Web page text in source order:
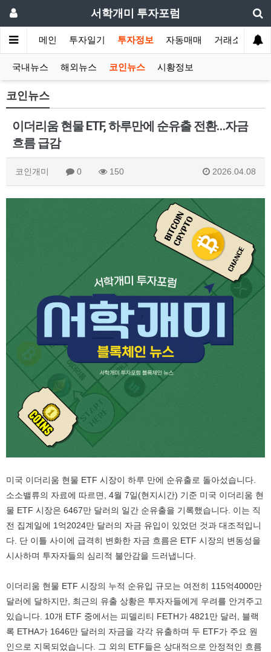
서학개미 투자포럼
메인 투자일기 투자정보 자동매매 거래소
국내뉴스 해외뉴스 코인뉴스 시황정보
코인뉴스
이더리움 현물 ETF, 하루만에 순유출 전환…자금
흐름 급감
코인개미 0 150 2026.04.08
미국 이더리움 현물 ETF 시장이 하루 만에 순유출로 돌아섰습니다.
소소밸류의 자료에 따르면, 4월 7일(현지시간) 기준 미국 이더리움 현
물 ETF 시장은 6467만 달러의 일간 순유출을 기록했습니다. 이는 직
전 집계일에 1억2024만 달러의 자금 유입이 있었던 것과 대조적입니
다. 단 이틀 사이에 급격히 변화한 자금 흐름은 ETF 시장의 변동성을
시사하며 투자자들의 심리적 불안감을 드러냅니다.
이더리움 현물 ETF 시장의 누적 순유입 규모는 여전히 115억4000만
달러에 달하지만, 최근의 유출 상황은 투자자들에게 우려를 안겨주고
있습니다. 10개 ETF 중에서는 피델리티 FETH가 4821만 달러, 블랙
록 ETHA가 1646만 달러의 자금을 각각 유출하며 두 ETF가 주요 원
인으로 지목되었습니다. 그 외의 ETF들은 상대적으로 안정적인 흐름